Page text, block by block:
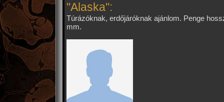
"Alaska":
Túrázóknak, erdőjáróknak ajánlom. Penge
mm.